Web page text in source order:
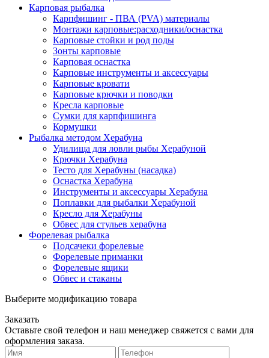
Карповая рыбалка
Карпфишинг - ПВА (PVA) материалы
Монтажи карповые:расходники/оснастка
Карповые стойки и род поды
Зонты карповые
Карповая оснастка
Карповые инструменты и аксессуары
Карповые кровати
Карповые крючки и поводки
Кресла карповые
Сумки для карпфишинга
Кормушки
Рыбалка методом Херабуна
Удилища для ловли рыбы Херабуной
Крючки Херабуна
Тесто для Херабуны (насадка)
Оснастка Херабуна
Инструменты и аксессуары Херабуна
Поплавки для рыбалки Херабуной
Кресло для Херабуны
Обвес для стульев херабуна
Форелевая рыбалка
Подсачеки форелевые
Форелевые приманки
Форелевые ящики
Обвес и стаканы
Выберите модификацию товара
Заказать
Оставьте свой телефон и наш менеджер свяжется с вами для
оформления заказа.